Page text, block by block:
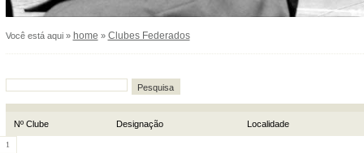
Você está aqui » home » Clubes Federados
Pesquisa
Nº Clube Designação Localidade
1